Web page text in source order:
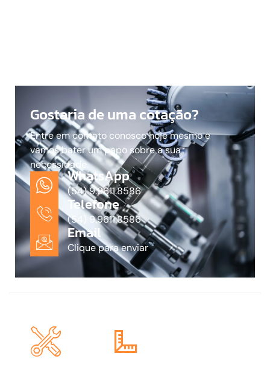
Gostaria de uma cotação?
Entre em contato conosco hoje mesmo e
vamos bater um papo sobre a sua
necessidade.
WhatsApp
(54) 9.9611.8586
Telefone
(54) 9.9611.8586
Email
Clique para enviar